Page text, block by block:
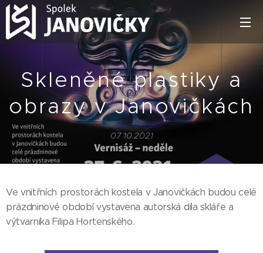
Skleněné plastiky a
obrazy v Janovičkách
07.10.2021
Ve vnitřních prostorách kostela v Janovičkách budou celé
prázdninové období vystavena autorská díla skláře a
výtvarníka Filipa Hortenského.